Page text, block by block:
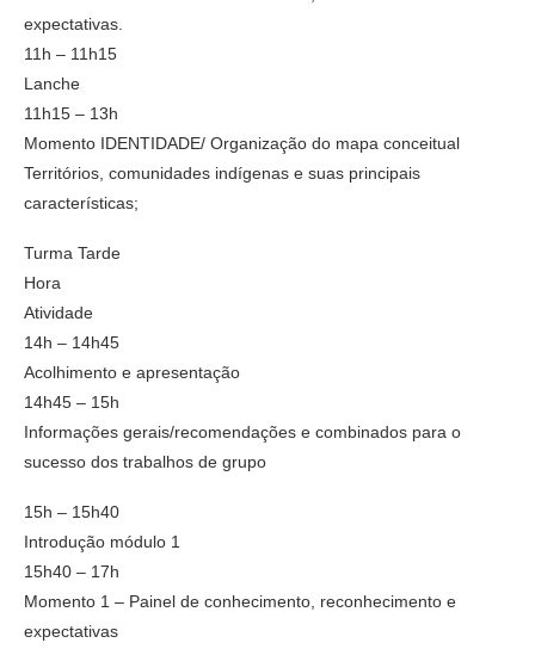
expectativas.
11h – 11h15
Lanche
11h15 – 13h
Momento IDENTIDADE/ Organização do mapa conceitual
Territórios, comunidades indígenas e suas principais
características;
Turma Tarde
Hora
Atividade
14h – 14h45
Acolhimento e apresentação
14h45 – 15h
Informações gerais/recomendações e combinados para o
sucesso dos trabalhos de grupo
15h – 15h40
Introdução módulo 1
15h40 – 17h
Momento 1 – Painel de conhecimento, reconhecimento e
expectativas